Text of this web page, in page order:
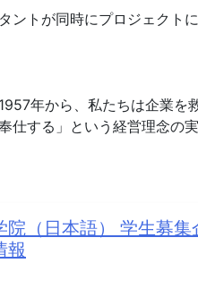
ントが同時にプロジェクト
年から、私たちは企業を
仕する」という経営理念の
（日本語） 学生募集
報